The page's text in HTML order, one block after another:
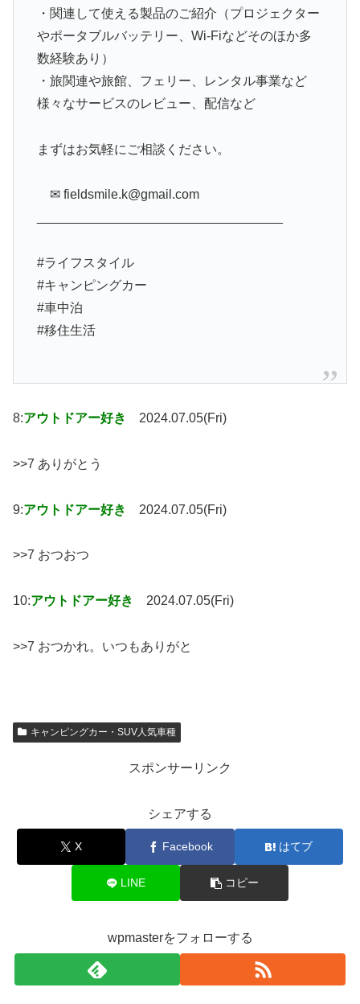
・関連して使える製品のご紹介（プロジェクター
やポータブルバッテリー、Wi-Fiなどそのほか多
数経験あり）
・旅関連や旅館、フェリー、レンタル事業など
様々なサービスのレビュー、配信など
まずはお気軽にご相談ください。
✉︎ fieldsmile.k@gmail.com
#ライフスタイル
#キャンピングカー
#車中泊
#移住生活
8:アウトドアー好き 2024.07.05(Fri)
>>7 ありがとう
9:アウトドアー好き 2024.07.05(Fri)
>>7 おつおつ
10:アウトドアー好き 2024.07.05(Fri)
>>7 おつかれ。いつもありがと
キャンピングカー・SUV人気車種
スポンサーリンク
シェアする
X Facebook はてブ
LINE コピー
wpmasterをフォローする